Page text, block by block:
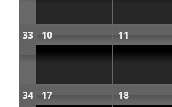
33 10 11
34 17 18